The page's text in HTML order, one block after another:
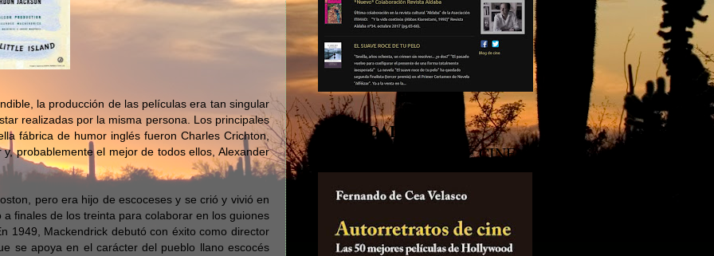
la producción de las películas era tan singular
realizadas por la misma persona. Los principales
fábrica de humor inglés fueron Charles Crichton,
probablemente el mejor de todos ellos, Alexander
pero era hijo de escoceses y se crió y vivió en
a finales de los treinta para colaborar en los guiones
1949, Mackendrick debutó con éxito como director
se apoya en el carácter del pueblo llano escocés
¡NOVEDAD!
AUTORRETRATOS DE CINE